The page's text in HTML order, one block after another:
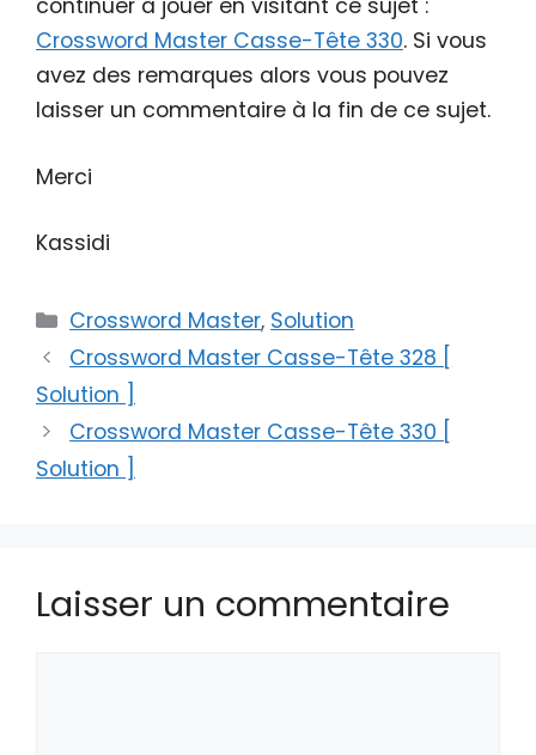
continuer à jouer en visitant ce sujet :
Crossword Master Casse-Tête 330. Si vous
avez des remarques alors vous pouvez
laisser un commentaire à la fin de ce sujet.
Merci
Kassidi
Catégories
Crossword Master, Solution
Crossword Master Casse-Tête 328 [
Solution ]
Crossword Master Casse-Tête 330 [
Solution ]
Laisser un commentaire